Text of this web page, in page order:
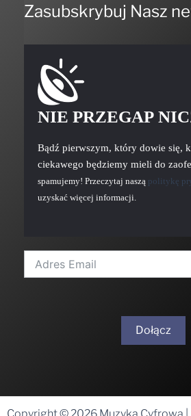
Zasubskrybuj Nasz
NIE PRZEGAP
Bądź pierwszym, który dowie się,
ciekawego będziemy mieli do
spamujemy! Przeczytaj naszą politykę
uzyskać więcej informacji.
Dołącz